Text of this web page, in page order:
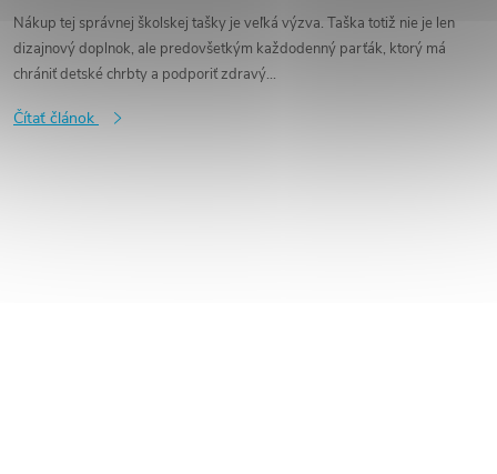
Nákup tej správnej školskej tašky je veľká výzva. Taška totiž nie je len
dizajnový doplnok, ale predovšetkým každodenný parťák, ktorý má
chrániť detské chrbty a podporiť zdravý...
Čítať článok